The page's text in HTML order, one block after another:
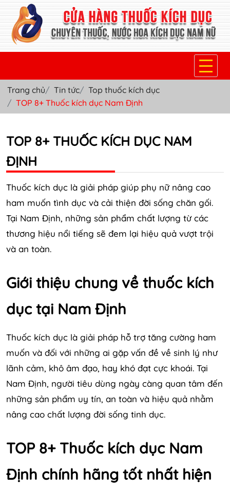
TRANG CHỦ
THUỐC KÍCH DỤC NỮ
THUỐC NƯỚC KÍCH DỤC NAM
THUỐC VIÊN KÍCH DỤC NAM
SẢN PHẨM KHÁC
TIN TỨC & BLOG
Trang chủ Tin tức
Top thuốc kích dục
TOP 8+ Thuốc kích dục Nam Định
TOP 8+ THUỐC KÍCH DỤC NAM
ĐỊNH
Thuốc kích dục là giải pháp giúp phụ nữ nâng cao
ham muốn tình dục và cải thiện đời sống chăn gối.
Tại Nam Định, những sản phẩm chất lượng từ các
thương hiệu nổi tiếng sẽ đem lại hiệu quả vượt trội
và an toàn.
Giới thiệu chung về thuốc kích
dục tại Nam Định
Thuốc kích dục là giải pháp hỗ trợ tăng cường ham
muốn và đối với những ai gặp vấn đề về sinh lý như
lãnh cảm, khô âm đạo, hay khó đạt cực khoái. Tại
Nam Định, người tiêu dùng ngày càng quan tâm đến
những sản phẩm uy tín, an toàn và hiệu quả nhằm
nâng cao chất lượng đời sống tinh dục.
TOP 8+ Thuốc kích dục Nam
Định chính hãng tốt nhất hiện